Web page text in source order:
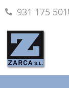
931 175 501